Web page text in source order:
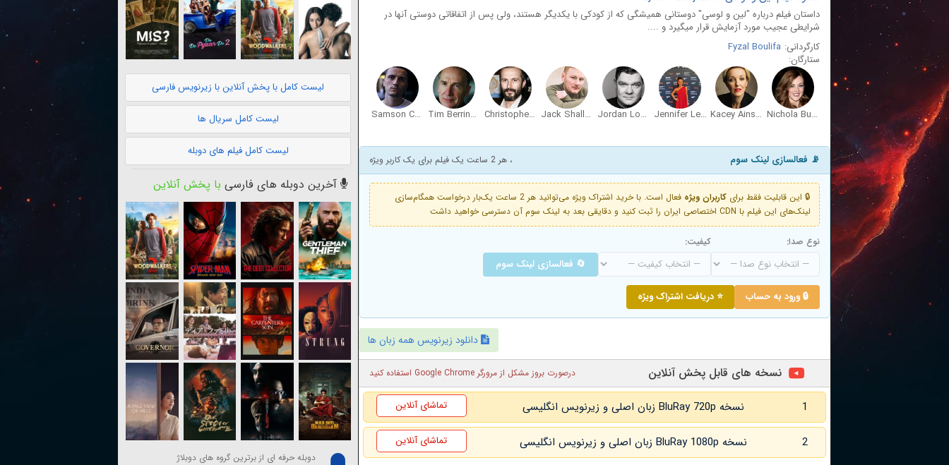
داستان فیلم درباره "لین و لوسی" دوستانی همیشگی که از کودکی با یکدیگر هستند، ولی پس از اتفاقاتی دوستی آنها در
شرایطی عجیب مورد آزمایش قرار میگیرد و ....
کارگردانی: Fyzal Boulifa
ستارگان:
Nichola Burley
Kacey Ainsworth
Jennifer Lee Moon
Jordan Long
Jack Shalloo
Christopher Patrick Nolan
Tim Berrington
Samson Cox-Vinell
📡 فعالسازی لینک سوم ، هر 2 ساعت یک فیلم برای یک کاربر ویژه
🔒 این قابلیت فقط برای کاربران ویژه
فعال است. با خرید اشتراک ویژه می‌توانید هر 2 ساعت یک‌بار درخواست همگام‌سازی
لینک‌های این فیلم با CDN اختصاصی ایران را ثبت کنید و دقایقی بعد به لینک سوم آن دسترسی خواهید داشت
نوع صدا: کیفیت:
🔄 فعالسازی لینک سوم
🔒 ورود به حساب ⭐ دریافت اشتراک ویژه
دانلود زیرنویس همه زبان ها
نسخه های قابل پخش آنلاین درصورت بروز مشکل از مرورگر Google Chrome استفاده کنید
1 نسخه BluRay 720p زبان اصلی و زیرنویس انگلیسی تماشای آنلاین
2 نسخه BluRay 1080p زبان اصلی و زیرنویس انگلیسی تماشای آنلاین
لیست کامل با پخش آنلاین با زیرنویس فارسی
لیست کامل سریال ها
لیست کامل فیلم های دوبله
آخرین دوبله های فارسی با پخش آنلاین
دوبله حرفه ای از برترین گروه های دوبلاژ